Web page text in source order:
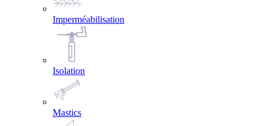
Imperméabilisation
Isolation
Mastics